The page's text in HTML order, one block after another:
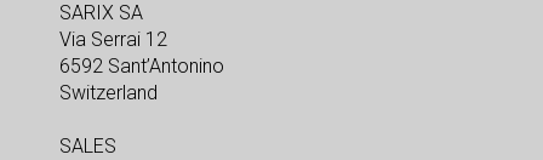
SARIX SA
Via Serrai 12
6592 Sant’Antonino
Switzerland
SALES